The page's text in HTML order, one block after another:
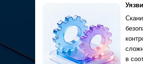
в